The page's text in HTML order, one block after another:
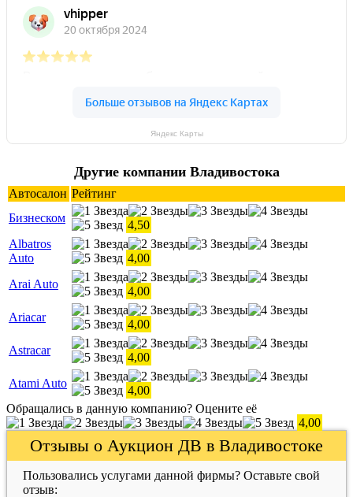
Яндекс Карты
Другие компании Владивостока
Автосалон Рейтинг
Бизнеском
4,50
Albatros
Auto
4,00
Arai Auto
4,00
Ariacar
4,00
Astracar
4,00
Atami Auto
4,00
Обращались в данную компанию? Оцените её
4,00
Отзывы о Аукцион ДВ в Владивостоке
Пользовались услугами данной фирмы? Оставьте свой
отзыв: